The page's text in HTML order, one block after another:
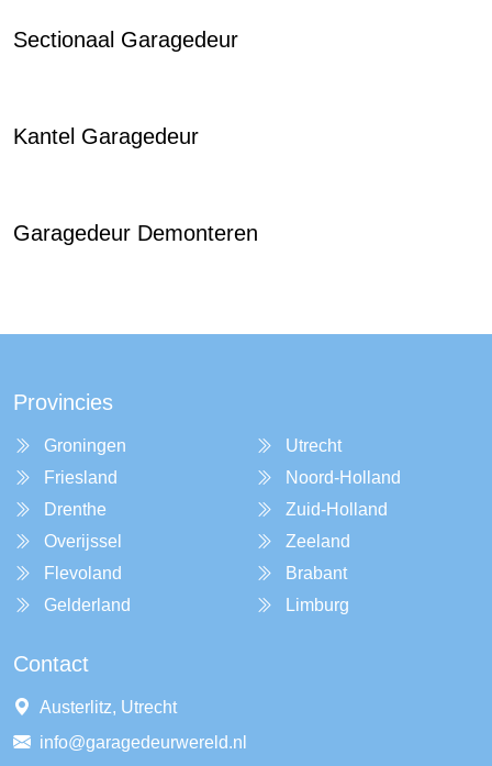
Sectionaal Garagedeur
Kantel Garagedeur
Garagedeur Demonteren
Provincies
Groningen
Friesland
Drenthe
Overijssel
Flevoland
Gelderland
Utrecht
Noord-Holland
Zuid-Holland
Zeeland
Brabant
Limburg
Contact
Austerlitz, Utrecht
info@garagedeurwereld.nl